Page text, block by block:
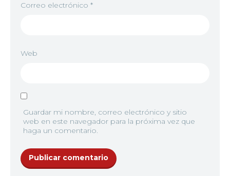
Correo electrónico *
Web
Guardar mi nombre, correo electrónico y sitio
web en este navegador para la próxima vez que
haga un comentario.